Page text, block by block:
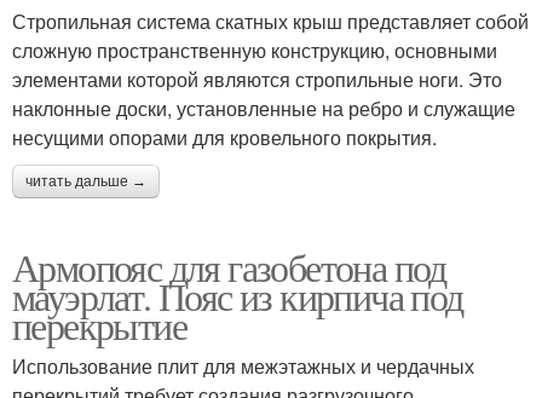
Стропильная система скатных крыш представляет собой
сложную пространственную конструкцию, основными
элементами которой являются стропильные ноги. Это
наклонные доски, установленные на ребро и служащие
несущими опорами для кровельного покрытия.
читать дальше →
Армопояс для газобетона под
мауэрлат. Пояс из кирпича под
перекрытие
Использование плит для межэтажных и чердачных